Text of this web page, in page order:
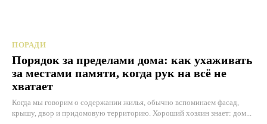
ПОРАДИ
Порядок за пределами дома: как ухаживать
за местами памяти, когда рук на всё не
хватает
Когда мы говорим о содержании жилья, обычно вспоминаем фасад,
крышу, двор и придомовую территорию. Хороший хозяин знает: дом...